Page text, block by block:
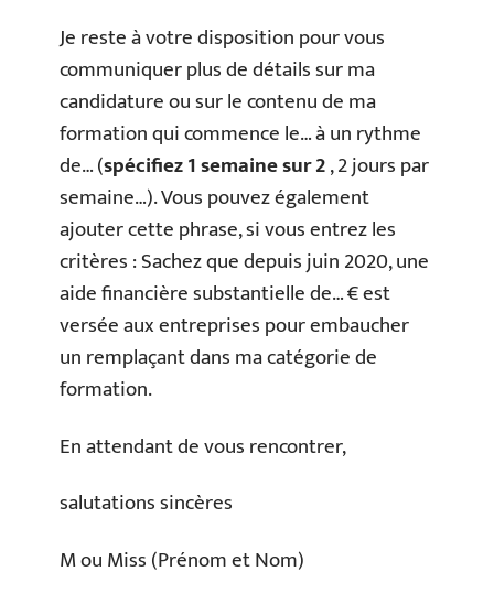
Je reste à votre disposition pour vous
communiquer plus de détails sur ma
candidature ou sur le contenu de ma
formation qui commence le… à un rythme
de… (spécifiez 1 semaine sur 2, 2 jours par
semaine…). Vous pouvez également
ajouter cette phrase, si vous entrez les
critères : Sachez que depuis juin 2020, une
aide financière substantielle de… € est
versée aux entreprises pour embaucher
un remplaçant dans ma catégorie de
formation.
En attendant de vous rencontrer,
salutations sincères
M ou Miss (Prénom et Nom)